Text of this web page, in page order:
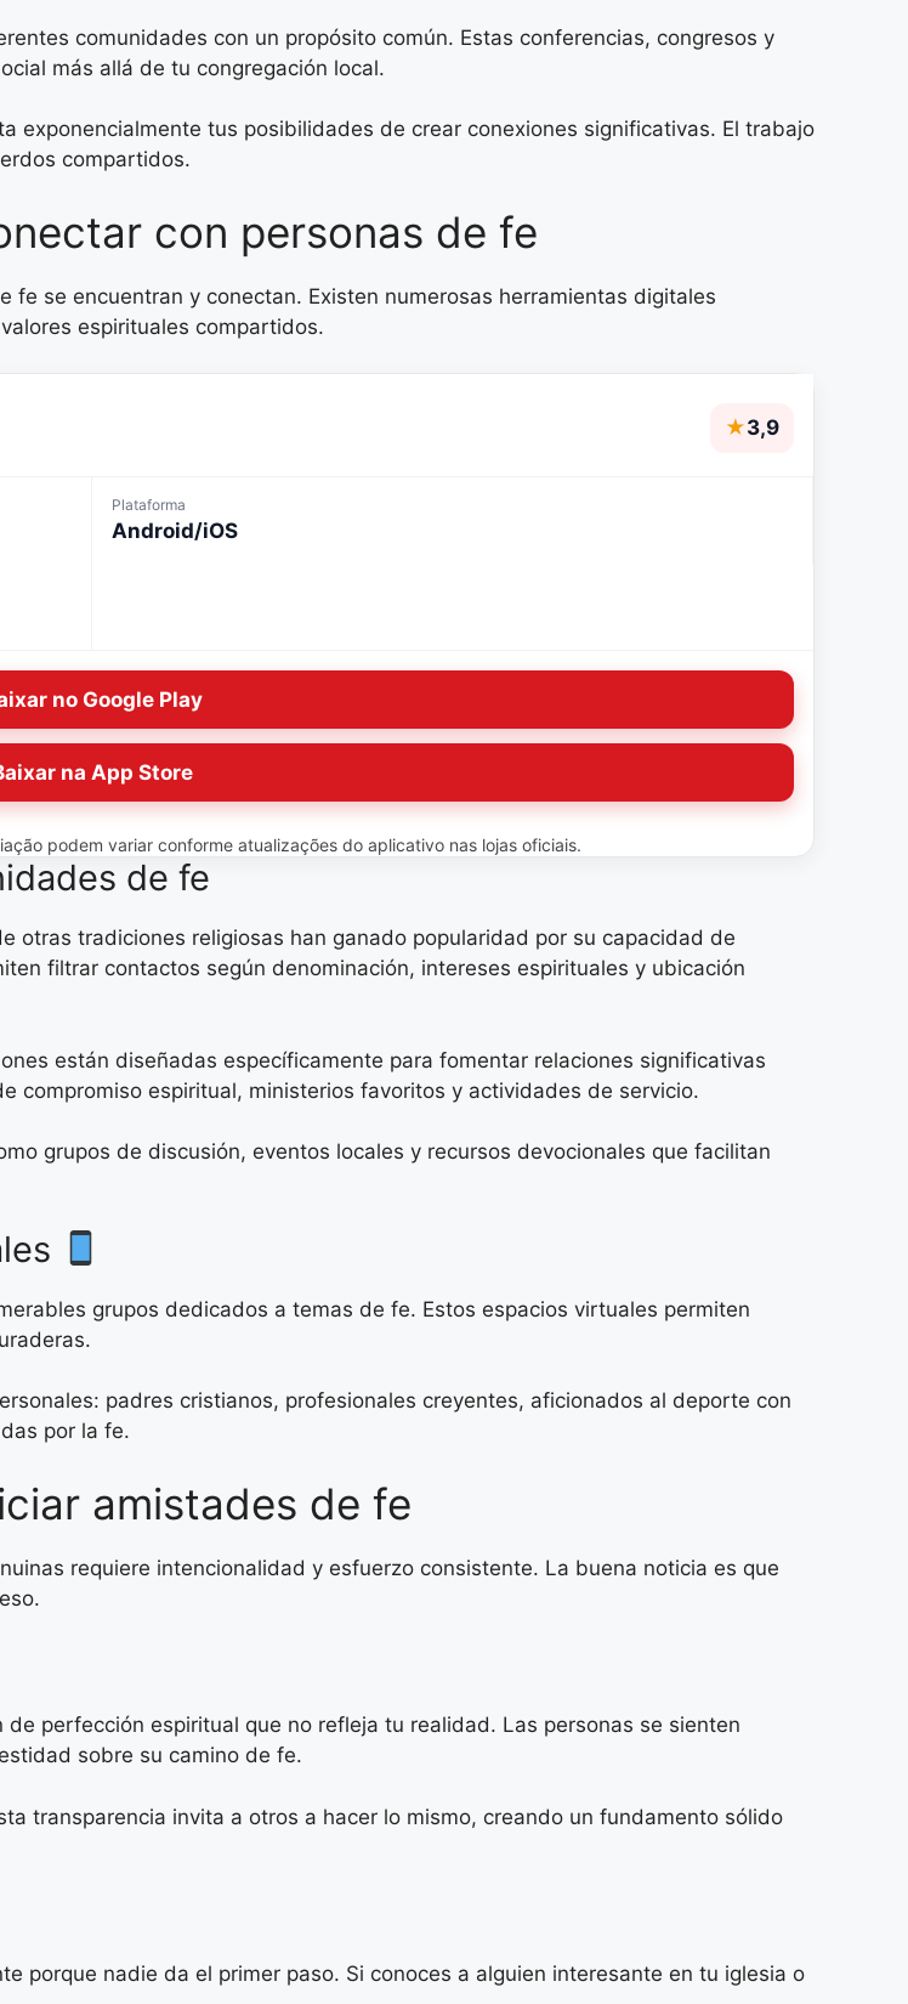
comunidades con un propósito común. Estas conferencias, congresos y
más allá de tu congregación local.
exponencialmente tus posibilidades de crear conexiones significativas. El trabajo
compartidos.
con personas de fe
se encuentran y conectan. Existen numerosas herramientas digitales
espirituales compartidos.
★3,9
Plataforma
Android/iOS
no Google Play
na App Store
podem variar conforme atualizações do aplicativo nas lojas oficiais.
de fe
otras tradiciones religiosas han ganado popularidad por su capacidad de
filtrar contactos según denominación, intereses espirituales y ubicación
están diseñadas específicamente para fomentar relaciones significativas
compromiso espiritual, ministerios favoritos y actividades de servicio.
grupos de discusión, eventos locales y recursos devocionales que facilitan
grupos dedicados a temas de fe. Estos espacios virtuales permiten
padres cristianos, profesionales creyentes, aficionados al deporte con
por la fe.
amistades de fe
requiere intencionalidad y esfuerzo consistente. La buena noticia es que
perfección espiritual que no refleja tu realidad. Las personas se sienten
sobre su camino de fe.
transparencia invita a otros a hacer lo mismo, creando un fundamento sólido
porque nadie da el primer paso. Si conoces a alguien interesante en tu iglesia o